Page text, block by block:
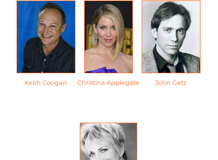
Keith Coogan Christina Applegate John Getz